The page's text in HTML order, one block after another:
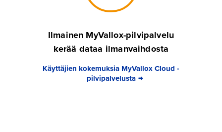
Ilmainen MyVallox-pilvipalvelu
kerää dataa ilmanvaihdosta
Käyttäjien kokemuksia MyVallox Cloud -
pilvipalvelusta